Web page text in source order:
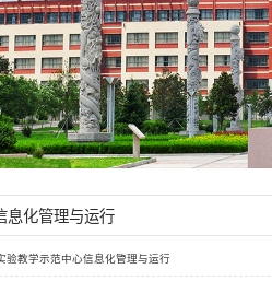
息化管理与运行
验教学示范中心信息化管理与运行